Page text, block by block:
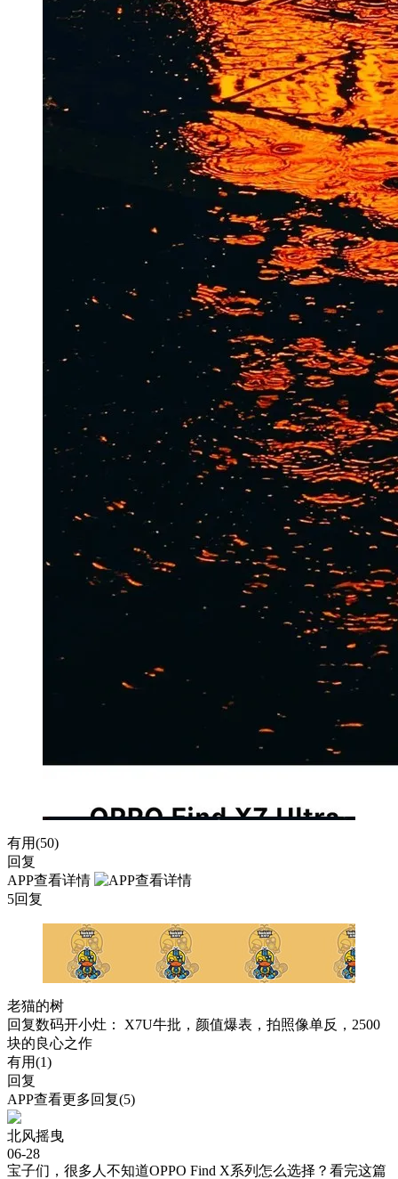
有用(50)
回复
APP查看详情
5回复
老猫的树
回复数码开小灶 ： X7U牛批，颜值爆表，拍照像单反，2500
块的良心之作
有用(1)
回复
APP查看更多回复(5)
北风摇曳
06-28
宝子们，很多人不知道OPPO Find X系列怎么选择？看完这篇